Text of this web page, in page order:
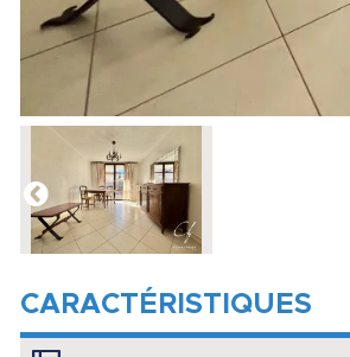
CARACTÉRISTIQUES